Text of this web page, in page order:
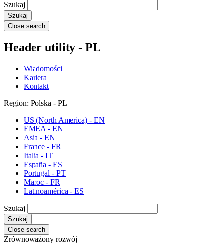
Szukaj
Close search
Header utility - PL
Wiadomości
Kariera
Kontakt
Region: Polska - PL
US (North America) - EN
EMEA - EN
Asia - EN
France - FR
Italia - IT
España - ES
Portugal - PT
Maroc - FR
Latinoamérica - ES
Szukaj
Close search
Zrównoważony rozwój